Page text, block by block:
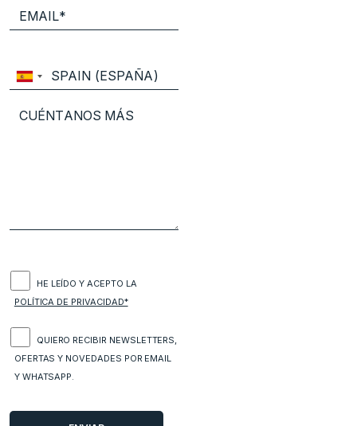
HE LEÍDO Y ACEPTO LA
POLÍTICA DE PRIVACIDAD*
QUIERO RECIBIR NEWSLETTERS,
OFERTAS Y NOVEDADES POR EMAIL
Y WHATSAPP.